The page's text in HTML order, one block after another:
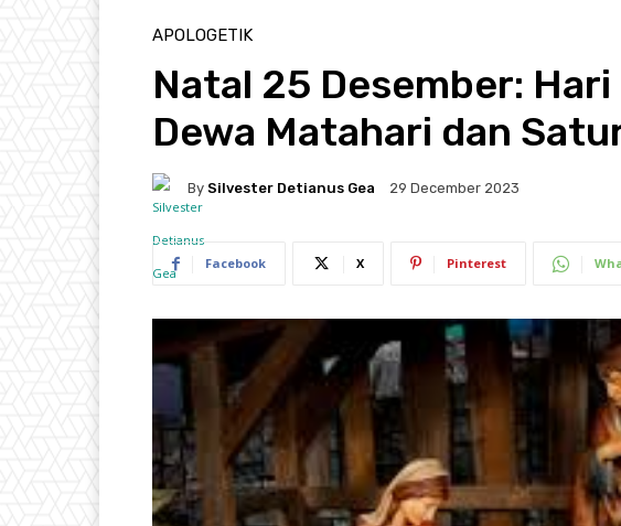
APOLOGETIK
Natal 25 Desember: Hari
Dewa Matahari dan
By Silvester Detianus Gea 29 December 2023
Facebook X Pinterest